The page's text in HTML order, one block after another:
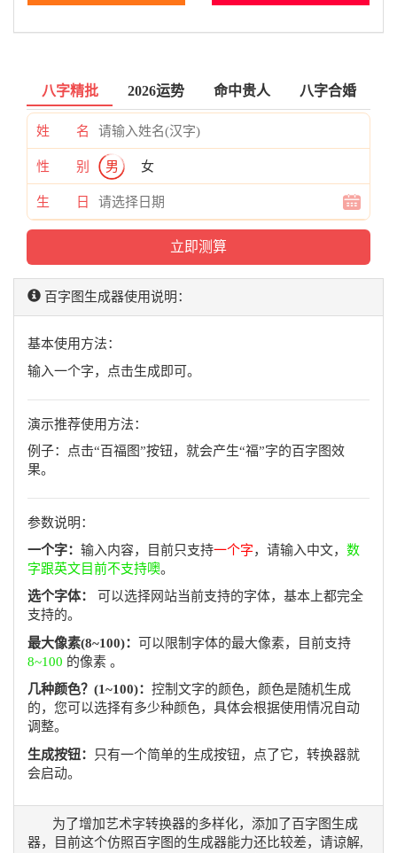
八字精批 2026运势 命中贵人 八字合婚
姓 名
性 别 男 女
生 日
百字图生成器使用说明：
基本使用方法：
输入一个字，点击生成即可。
演示推荐使用方法：
例子：点击“百福图”按钮，就会产生“福”字的百字图效
果。
参数说明：
一个字： 输入内容，目前只支持一个字，请输入中文， 数
字跟英文目前不支持噢。
选个字体：
可以选择网站当前支持的字体，基本上都完全
支持的。
最大像素(8~100)： 可以限制字体的最大像素，目前支持
8~100 的像素 。
几种颜色？(1~100)： 控制文字的颜色，颜色是随机生成
的，您可以选择有多少种颜色，具体会根据使用情况自动
调整。
生成按钮：
只有一个简单的生成按钮，点了它，转换器就
会启动。
为了增加艺术字转换器的多样化，添加了百字图生成
器，目前这个仿照百字图的生成器能力还比较差，请谅解,